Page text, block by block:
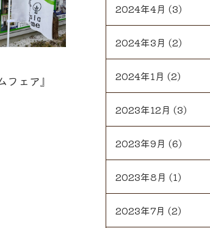
フェア』
2024年4月 (3)
2024年3月 (2)
2024年1月 (2)
2023年12月 (3)
2023年9月 (6)
2023年8月 (1)
2023年7月 (2)